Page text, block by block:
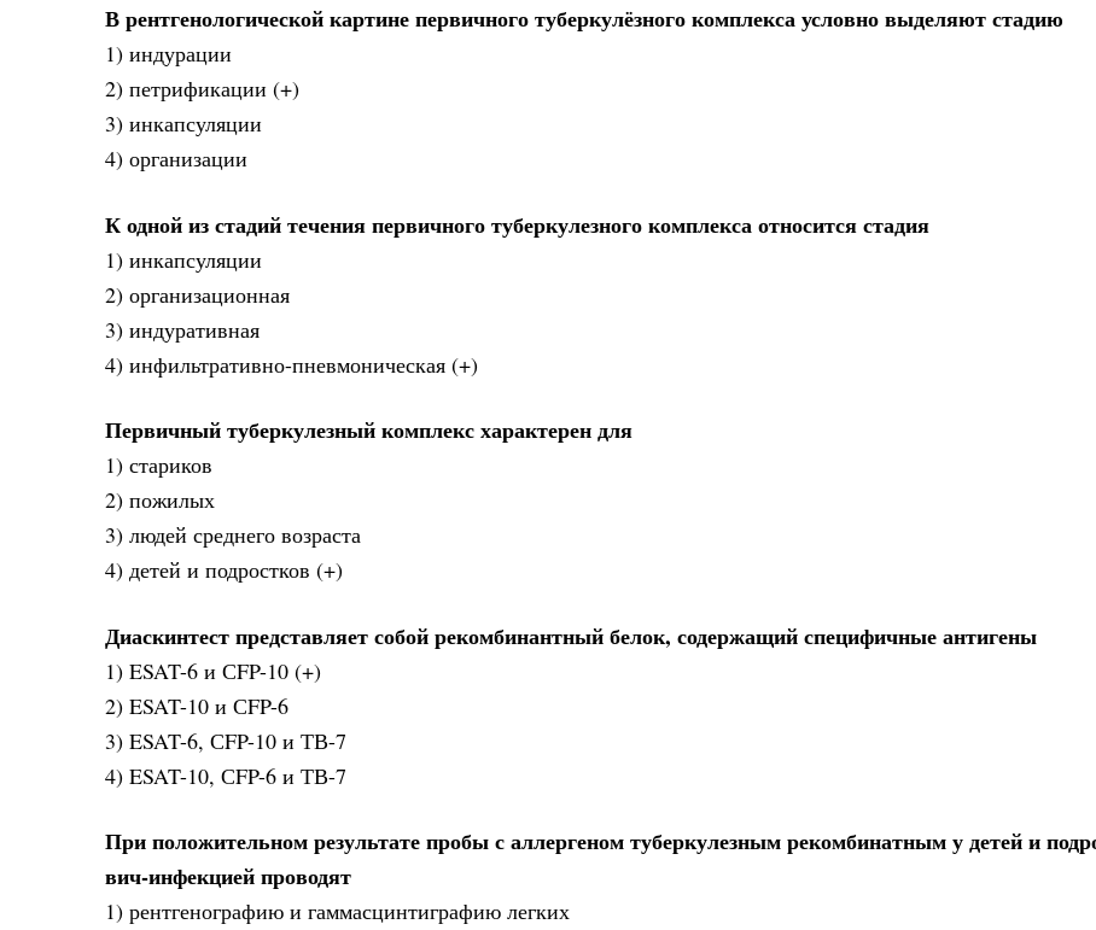
В рентгенологической картине первичного туберкулёзного комплекса условно выделяют стадию
1) индурации
2) петрификации (+)
3) инкапсуляции
4) организации
К одной из стадий течения первичного туберкулезного комплекса относится стадия
1) инкапсуляции
2) организационная
3) индуративная
4) инфильтративно-пневмоническая (+)
Первичный туберкулезный комплекс характерен для
1) стариков
2) пожилых
3) людей среднего возраста
4) детей и подростков (+)
Диаскинтест представляет собой рекомбинантный белок, содержащий специфичные антигены
1) ESAT-6 и СFP-10 (+)
2) ESAT-10 и СFP-6
3) ESAT-6, СFP-10 и ТВ-7
4) ESAT-10, СFP-6 и ТВ-7
При положительном результате пробы с аллергеном туберкулезным рекомбинатным у детей и
вич-инфекцией проводят
1) рентгенографию и гаммасцинтиграфию легких